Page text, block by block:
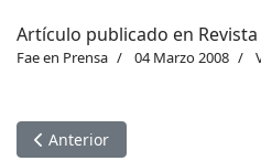
Artículo publicado en
Fae en Prensa 04 Marzo 2008
Artículo anterior: Académico
Anterior